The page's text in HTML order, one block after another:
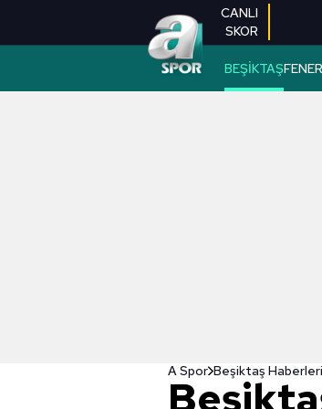
CANLI
SKOR
BEŞİKTAŞ
A Spor Beşiktaş Haberleri